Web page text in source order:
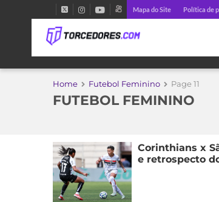
Mapa do Site Política de
Home Futebol Feminino Page 11
FUTEBOL FEMININO
Corinthians x
e retrospecto